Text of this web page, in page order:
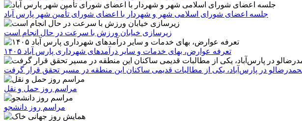
جلسه اعضای شورای اسلامی شهر و شهردار با اعضای شورای تأمین شهر پارس آباد
زیرسازی خیابان ورزش با سرعت در حال انجام است
تعرفه عوارض، بهای خدمات و سایر درآمدهای شهرداری پارس آباد ۱۴۰۵
در پارس‌آباد، یکی از مطالبات قدیمی ساکنان این منطقه در مسیر تحقق قرار گرفت
مراسم روز حمل و نقل
مراسم روز دانشجو